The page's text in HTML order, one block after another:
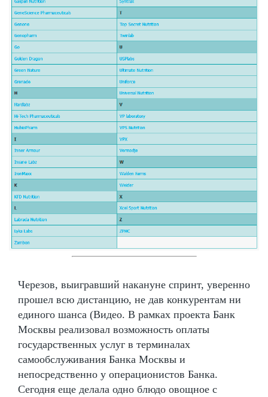
Черезов, выигравший накануне спринт, уверенно
прошел всю дистанцию, не дав конкурентам ни
единого шанса (Видео. В рамках проекта Банк
Москвы реализовал возможность оплаты
государственных услуг в терминалах
самообслуживания Банка Москвы и
непосредственно у операционистов Банка.
Сегодня еще делала одно блюдо овощное с